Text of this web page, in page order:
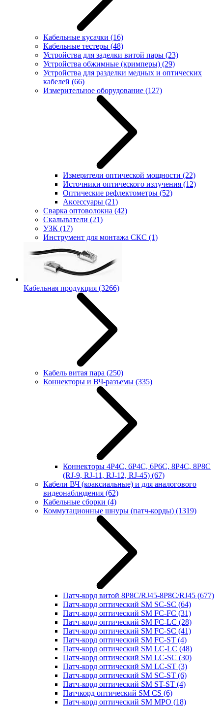
Кабельные кусачки (16)
Кабельные тестеры (48)
Устройства для заделки витой пары (23)
Устройства обжимные (кримперы) (29)
Устройства для разделки медных и оптических
кабелей (66)
Измерительное оборудование (127)
Измерители оптической мощности (22)
Источники оптического излучения (12)
Оптические рефлектометры (52)
Аксессуары (21)
Сварка оптоволокна (42)
Скалыватели (21)
УЗК (17)
Инструмент для монтажа СКС (1)
Кабельная продукция (3266)
Кабель витая пара (250)
Коннекторы и ВЧ-разъемы (335)
Коннекторы 4P4C, 6P4C, 6P6C, 8P4C, 8P8C
(RJ-9, RJ-11, RJ-12, RJ-45) (67)
Кабели ВЧ (коаксиальные) и для аналогового
видеонаблюдения (62)
Кабельные сборки (4)
Коммутационные шнуры (патч-корды) (1319)
Патч-корд витой 8P8C/RJ45-8P8C/RJ45 (677)
Патч-корд оптический SM SC-SC (64)
Патч-корд оптический SM FC-FC (31)
Патч-корд оптический SM FC-LC (28)
Патч-корд оптический SM FC-SC (41)
Патч-корд оптический SM FC-ST (4)
Патч-корд оптический SM LC-LC (48)
Патч-корд оптический SM LC-SC (30)
Патч-корд оптический SM LC-ST (3)
Патч-корд оптический SM SC-ST (6)
Патч-корд оптический SM ST-ST (4)
Патчкорд оптический SM CS (6)
Патч-корд оптический SM MPO (18)